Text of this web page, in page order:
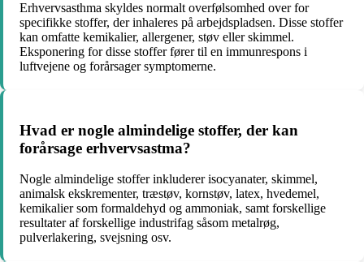
Erhvervsasthma skyldes normalt overfølsomhed over for
specifikke stoffer, der inhaleres på arbejdspladsen. Disse stoffer
kan omfatte kemikalier, allergener, støv eller skimmel.
Eksponering for disse stoffer fører til en immunrespons i
luftvejene og forårsager symptomerne.
Hvad er nogle almindelige stoffer, der kan
forårsage erhvervsastma?
Nogle almindelige stoffer inkluderer isocyanater, skimmel,
animalsk ekskrementer, træstøv, kornstøv, latex, hvedemel,
kemikalier som formaldehyd og ammoniak, samt forskellige
resultater af forskellige industrifag såsom metalrøg,
pulverlakering, svejsning osv.